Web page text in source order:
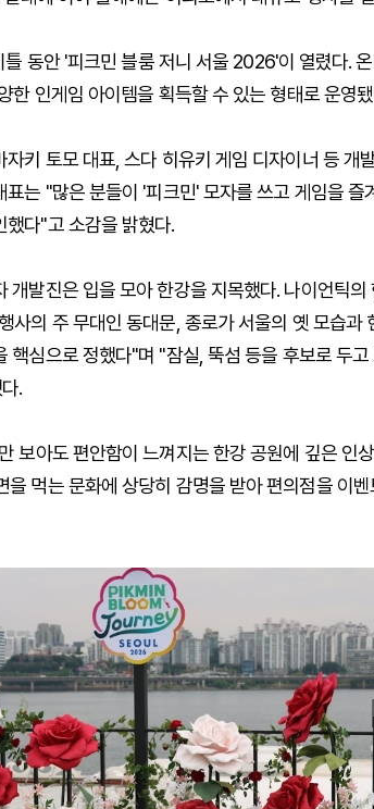
동안 '피크민 블룸 저니 서울 2026'이 열렸다.
한 인게임 아이템을 획득할 수 있는 형태로 운영
키 토모 대표, 스다 히유키 게임 디자이너 등 개
는 "많은 분들이 '피크민' 모자를 쓰고 게임을 즐
다"고 소감을 밝혔다.
발진은 입을 모아 한강을 지목했다. 나이언틱의
사의 주 무대인 동대문, 종로가 서울의 옛 모습과
핵심으로 정했다"며 "잠실, 뚝섬 등을 후보로 두
.
보아도 편안함이 느껴지는 한강 공원에 깊은 인
먹는 문화에 상당히 감명을 받아 편의점을 이